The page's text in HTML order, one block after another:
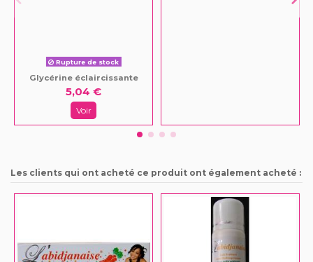
Rupture de stock
Glycérine éclaircissante
5,04 €
Voir
Les clients qui ont acheté ce produit ont également acheté :